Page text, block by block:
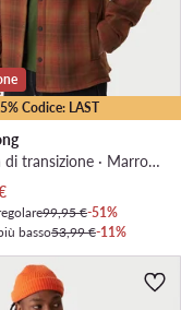
Codice: LAST
Giacca di transizione · Marrone
99,95 €-51%
basso53,99 €-11%